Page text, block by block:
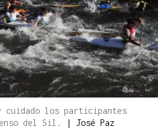
cuidado los participantes
del Sil.
| José Paz